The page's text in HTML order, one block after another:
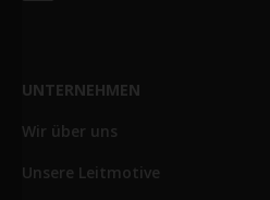
UNTERNEHMEN
Wir über uns
Unsere Leitmotive